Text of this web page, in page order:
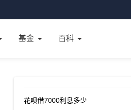
基金 百科
花呗借7000利息多少